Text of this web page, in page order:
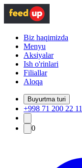
Biz haqimizda
Menyu
Aksiyalar
Ish o'rinlari
Filiallar
Aloqa
Buyurtma turi
+998 71 200 22 11
0